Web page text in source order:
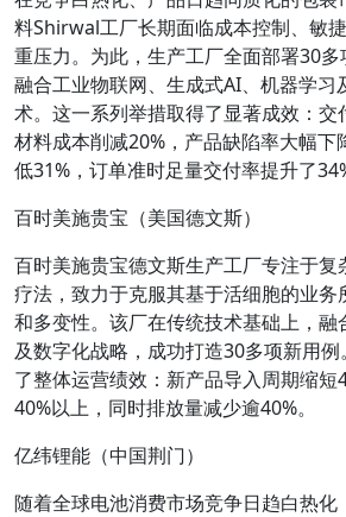
料Shirwal工厂长期面临成本控制、敏
重压力。为此，生产工厂全面部署30
融合工业物联网、生成式AI、机器学习
术。这一系列举措取得了显著成效：交
材料成本削减20%，产品缺陷率大幅下
低31%，订单准时足量交付率提升了
百时美施贵宝（美国德文斯）
百时美施贵宝德文斯生产工厂专注于复
疗法，致力于克服其基于活细胞的业务
和多变性。该厂在传统技术基础上，融
及数字化战略，成功打造30多项新用
了整体运营绩效：新产品导入周期缩短
40%以上，同时排放量减少逾40%。
亿纬锂能（中国荆门）
随着全球电池消费市场竞争日趋白热化